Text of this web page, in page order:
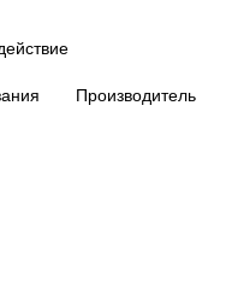
Производитель